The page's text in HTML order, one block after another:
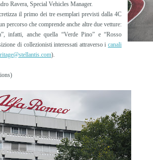
Ravera, Special Vehicles Manager.
il primo dei tre esemplari previsti dalla 4C
percorso che comprende anche altre due vetture:
infatti, anche quella “Verde Pino” e “Rosso
di collezionisti interessati attraverso i canali
).